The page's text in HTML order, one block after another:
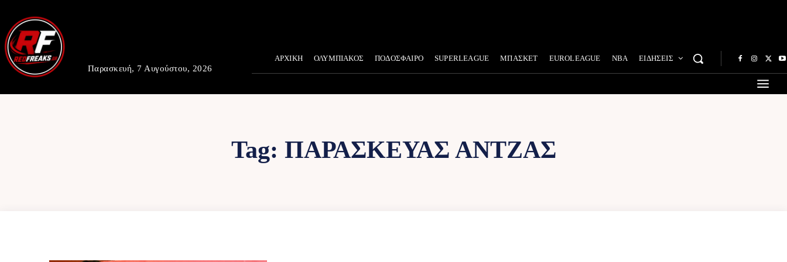
Παρασκευή, 7 Αυγούστου, 2026
ΑΡΧΙΚΗ ΟΛΥΜΠΙΑΚΟΣ ΠΟΔΟΣΦΑΙΡΟ SUPERLEAGUE ΜΠΑΣΚΕΤ EUROLEAGUE NBA ΕΙΔΗΣΕΙΣ
Tag: ΠΑΡΑΣΚΕΥΆΣ ΆΝΤΖΑΣ